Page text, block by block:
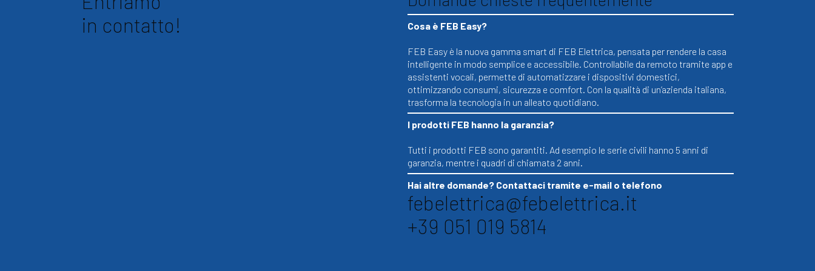
in contatto!
Cosa è FEB Easy?
FEB Easy è la nuova gamma smart di FEB Elettrica, pensata per rendere la casa
intelligente in modo semplice e accessibile. Controllabile da remoto tramite app e
assistenti vocali, permette di automatizzare i dispositivi domestici,
ottimizzando consumi, sicurezza e comfort. Con la qualità di un’azienda italiana,
trasforma la tecnologia in un alleato quotidiano.
I prodotti FEB hanno la garanzia?
Tutti i prodotti FEB sono garantiti. Ad esempio le serie civili hanno 5 anni di
garanzia, mentre i quadri di chiamata 2 anni.
Hai altre domande? Contattaci tramite e-mail o telefono
febelettrica@febelettrica.it
+39 051 019 5814